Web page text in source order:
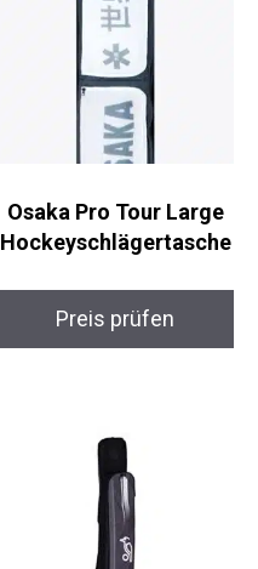
Osaka Pro Tour Large
Hockeyschlägertasche
Preis prüfen